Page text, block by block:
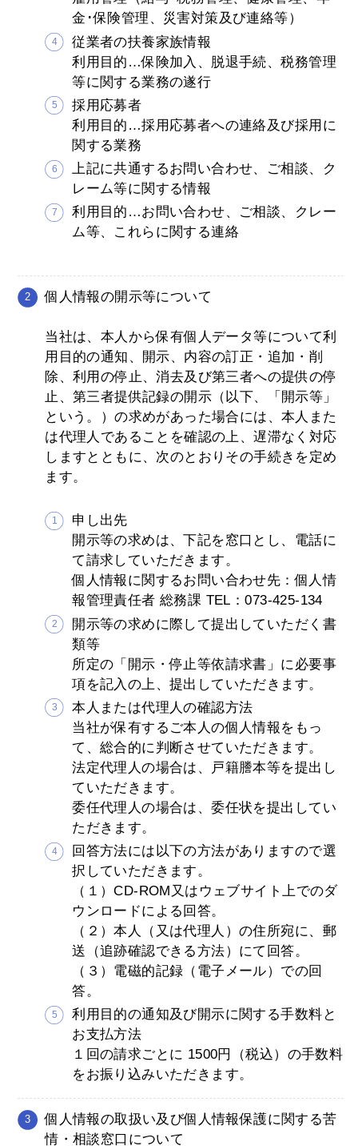
金･保険管理、災害対策及び連絡等）
従業者の扶養家族情報
利用目的…保険加入、脱退手続、税務管理
等に関する業務の遂行
採用応募者
利用目的…採用応募者への連絡及び採用に
関する業務
上記に共通するお問い合わせ、ご相談、ク
レーム等に関する情報
利用目的…お問い合わせ、ご相談、クレー
ム等、これらに関する連絡
個人情報の開示等について
当社は、本人から保有個人データ等について利
用目的の通知、開示、内容の訂正・追加・削
除、利用の停止、消去及び第三者への提供の停
止、第三者提供記録の開示（以下、「開示等」
という。）の求めがあった場合には、本人また
は代理人であることを確認の上、遅滞なく対応
しますとともに、次のとおりその手続きを定め
ます。
申し出先
開示等の求めは、下記を窓口とし、電話に
て請求していただきます。
個人情報に関するお問い合わせ先：個人情
報管理責任者 総務課 TEL：073-425-134
開示等の求めに際して提出していただく書
類等
所定の「開示・停止等依請求書」に必要事
項を記入の上、提出していただきます。
本人または代理人の確認方法
当社が保有するご本人の個人情報をもっ
て、総合的に判断させていただきます。
法定代理人の場合は、戸籍謄本等を提出し
ていただきます。
委任代理人の場合は、委任状を提出してい
ただきます。
回答方法には以下の方法がありますので選
択していただきます。
（１）CD-ROM又はウェブサイト上でのダ
ウンロードによる回答。
（２）本人（又は代理人）の住所宛に、郵
送（追跡確認できる方法）にて回答。
（３）電磁的記録（電子メール）での回
答。
利用目的の通知及び開示に関する手数料と
お支払方法
１回の請求ごとに 1500円（税込）の手数料
をお振り込みいただきます。
個人情報の取扱い及び個人情報保護に関する苦
情・相談窓口について